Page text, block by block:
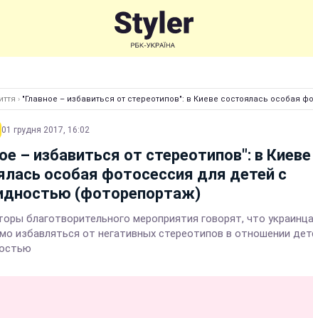
› "Главное – избавиться от стереотипов": в Киеве состоялась особая
01 грудня 2017, 16:02
– избавиться от стереотипов": в Киеве
особая фотосессия для детей с
(фоторепортаж)
благотворительного мероприятия говорят, что
избавляться от негативных стереотипов в отношении